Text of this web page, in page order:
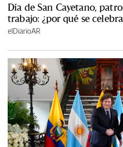
Día de San Cayetano,
trabajo: ¿por qué se
elDiarioAR